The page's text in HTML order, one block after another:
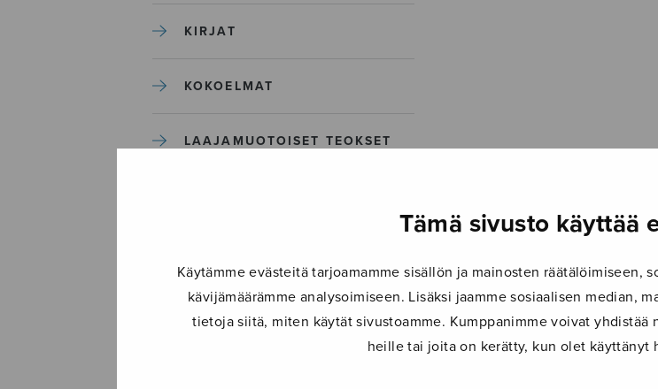
Tämä sivusto käyttää
Käytämme evästeitä tarjoamamme sisällön ja mainosten räätälöimiseen,
kävijämäärämme analysoimiseen. Lisäksi jaamme sosiaalisen median,
tietoja siitä, miten käytät sivustoamme. Kumppanimme voivat
heille tai joita on kerätty, kun olet käyttänyt
KIRJAT
KOKOELMAT
LAAJAMUOTOISET TEOKSET
MUUT